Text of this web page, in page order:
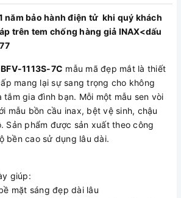
dàng.
thân vòi
bóng) (2)
bóng mờ) (3)
năm bảo hành điện tử khi quý khách
trên tem chống hàng giả INAX<dấu
1113S-7C mẫu mã đẹp mắt là thiết
mang lại sự sang trọng cho không
tắm gia đình bạn. Mỗi một mẫu sen vòi
mẫu bồn cầu inax, bệt vệ sinh, chậu
Sản phẩm được sản xuất theo công
bền cao sử dụng lâu dài.
giúp:
mặt sáng đẹp dài lâu